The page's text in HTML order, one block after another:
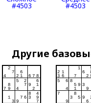
#4503 #4503
Другие